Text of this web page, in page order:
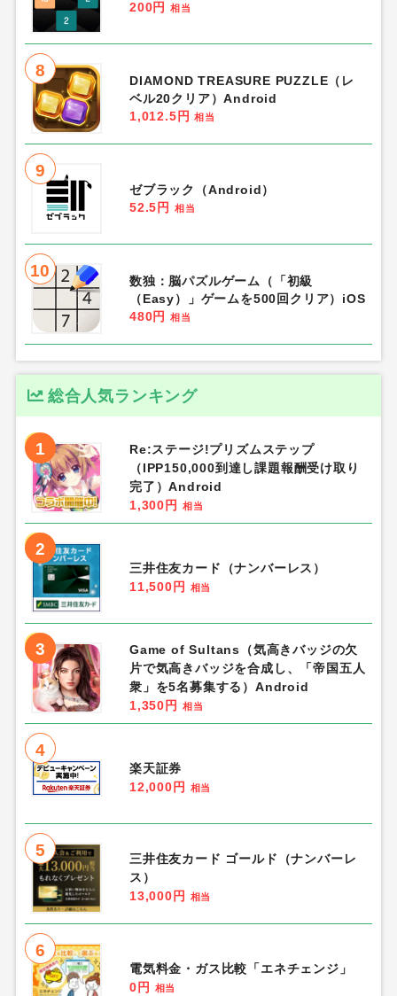
200円 相当
8
DIAMOND TREASURE PUZZLE（レ
ベル20クリア）Android
1,012.5円
相当
9
ゼブラック（Android）
52.5円
相当
10
数独：脳パズルゲーム（「初級
（Easy）」ゲームを500回クリア）iOS
480円
相当
総合人気ランキング
1
Re:ステージ!プリズムステップ
（IPP150,000到達し課題報酬受け取り
完了）Android
1,300円
相当
2
三井住友カード（ナンバーレス）
11,500円
相当
3
Game of Sultans（気高きバッジの欠
片で気高きバッジを合成し、「帝国五人
衆」を5名募集する）Android
1,350円
相当
4
楽天証券
12,000円
相当
5
三井住友カード ゴールド（ナンバーレ
ス）
13,000円
相当
6
電気料金・ガス比較「エネチェンジ」
0円
相当